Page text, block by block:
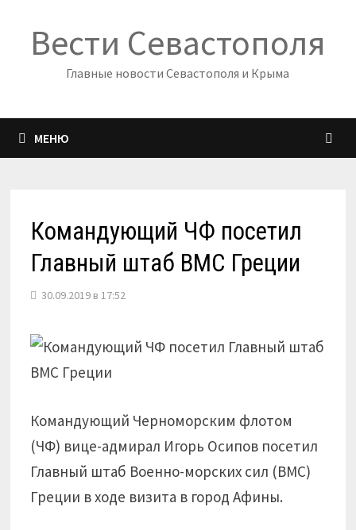
содержимому
Вести Севастополя
Главные новости Севастополя и Крыма
МЕНЮ
Командующий ЧФ посетил
Главный штаб ВМС Греции
30.09.2019 в 17:52
Командующий Черноморским флотом
(ЧФ) вице-адмирал Игорь Осипов посетил
Главный штаб Военно-морских сил (ВМС)
Греции в ходе визита в город Афины.